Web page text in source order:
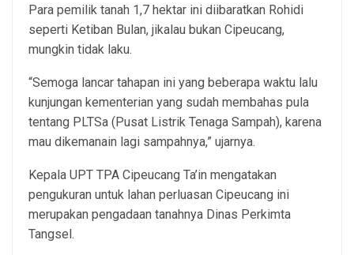
Para pemilik tanah 1,7 hektar ini diibaratkan Rohidi
seperti Ketiban Bulan, jikalau bukan Cipeucang,
mungkin tidak laku.
“Semoga lancar tahapan ini yang beberapa waktu lalu
kunjungan kementerian yang sudah membahas pula
tentang PLTSa (Pusat Listrik Tenaga Sampah), karena
mau dikemanain lagi sampahnya,” ujarnya.
Kepala UPT TPA Cipeucang Ta’in mengatakan
pengukuran untuk lahan perluasan Cipeucang ini
merupakan pengadaan tanahnya Dinas Perkimta
Tangsel.